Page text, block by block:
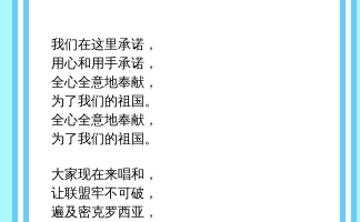
我们在这里承诺，
用心和用手承诺，
全心全意地奉献，
为了我们的祖国。
全心全意地奉献，
为了我们的祖国。
大家现在来唱和，
让联盟牢不可破，
遍及密克罗西亚，